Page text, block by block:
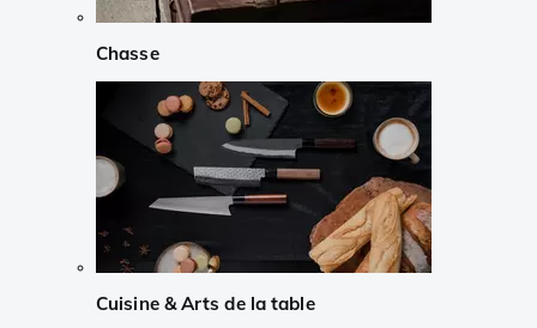
Chasse
Cuisine & Arts de la table